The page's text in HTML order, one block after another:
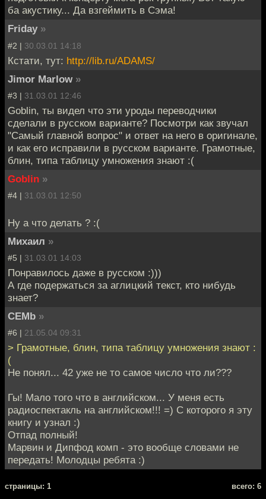
ба акустику... Да взгеймить в Сэма!
Friday »
#2 | 30.03.01 14:18
Кстати, тут: http://lib.ru/ADAMS/
Jimor Marlow »
#3 | 31.03.01 12:46
Goblin, ты видел что эти уроды переводчики
сделали в русском варианте? Посмотри как звучал
"Самый главной вопрос" и ответ на него в оригинале,
и как его исправили в русском варианте. Грамотные,
блин, типа таблицу умножения знают :(
Goblin »
#4 | 31.03.01 12:50
Ну а что делать ? :(
Михаил »
#5 | 31.03.01 14:03
Понравилось даже в русском :)))
А где подержаться за аглицкий текст, кто нибудь
знает?
CEMb »
#6 | 21.05.04 09:31
> Грамотные, блин, типа таблицу умножения знают :
(
Не понял... 42 уже не то самое число что ли???
Гы! Мало того что в английском... У меня есть
радиоспектакль на английском!!! =) С которого я эту
книгу и узнал :)
Отпад полный!
Марвин и Дипфод комп - это вообще словами не
передать! Молодцы ребята :)
cтраницы: 1 всего: 6